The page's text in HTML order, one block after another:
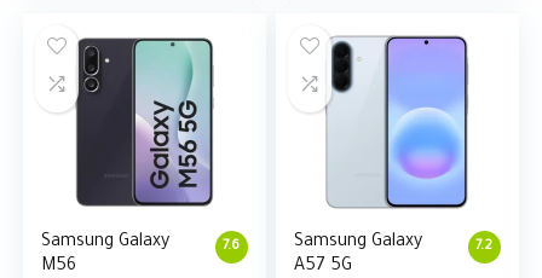
7.6
Samsung Galaxy
M56
7.2
Samsung Galaxy
A57 5G